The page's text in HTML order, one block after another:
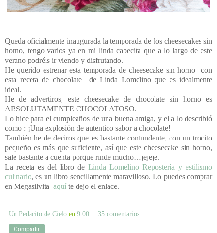
Queda oficialmente inaugurada la temporada de los cheesecakes sin
horno, tengo varios ya en mi linda cabecita que a lo largo de este
verano podréis ir viendo y disfrutando.
He querido estrenar esta temporada de cheesecake sin horno
con
esta receta de chocolate
de Linda Lomelino que es idealmente
ideal.
He de advertiros, este cheesecake de chocolate sin horno es
ABSOLUTAMENTE CHOCOLATOSO.
Lo hice para el cumpleaños de una buena amiga, y ella lo describió
como : ¡Una explosión de autentico sabor a chocolate!
También he de deciros que es bastante contundente, con un trocito
pequeño es más que suficiente, así que este cheesecake sin horno,
sale bastante a cuenta porque rinde mucho…jejeje.
La receta es del libro de Linda Lomelino Repostería y estilismo
culinario, es un libro sencillamente maravilloso. Lo puedes comprar
en Megasilvita aquí te dejo el enlace.
Un Pedacito de Cielo en 9:00 35 comentarios:
Compartir